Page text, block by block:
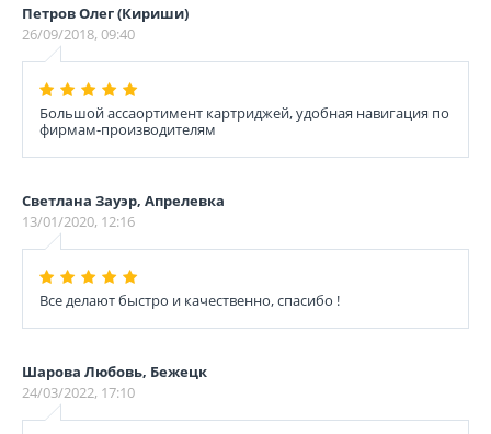
Петров Олег (Кириши)
26/09/2018, 09:40
Большой ассаортимент картриджей, удобная навигация по
фирмам-производителям
Светлана Зауэр, Апрелевка
13/01/2020, 12:16
Все делают быстро и качественно, спасибо !
Шарова Любовь, Бежецк
24/03/2022, 17:10